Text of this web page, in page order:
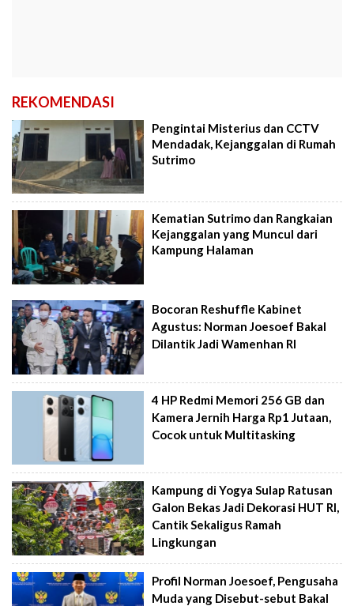
REKOMENDASI
Pengintai Misterius dan CCTV
Mendadak, Kejanggalan di Rumah
Sutrimo
Kematian Sutrimo dan Rangkaian
Kejanggalan yang Muncul dari
Kampung Halaman
Bocoran Reshuffle Kabinet
Agustus: Norman Joesoef Bakal
Dilantik Jadi Wamenhan RI
4 HP Redmi Memori 256 GB dan
Kamera Jernih Harga Rp1 Jutaan,
Cocok untuk Multitasking
Kampung di Yogya Sulap Ratusan
Galon Bekas Jadi Dekorasi HUT RI,
Cantik Sekaligus Ramah
Lingkungan
Profil Norman Joesoef, Pengusaha
Muda yang Disebut-sebut Bakal